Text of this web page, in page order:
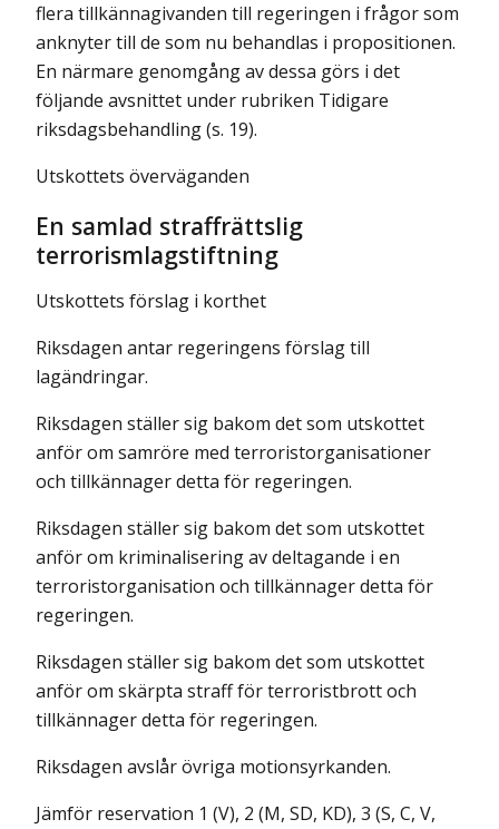
flera tillkännagivanden till regeringen i frågor som
anknyter till de som nu behandlas i propositionen.
En närmare genomgång av dessa görs i det
följande avsnittet under rubriken Tidigare
riksdagsbehandling (s. 19).
Utskottets överväganden
En samlad straffrättslig
terrorismlagstiftning
Utskottets förslag i korthet
Riksdagen antar regeringens förslag till
lagändringar.
Riksdagen ställer sig bakom det som utskottet
anför om samröre med terroristorganisationer
och tillkännager detta för regeringen.
Riksdagen ställer sig bakom det som utskottet
anför om krimi­nalisering av deltagande i en
terroristorganisation och tillkännager detta för
regeringen.
Riksdagen ställer sig bakom det som utskottet
anför om skärpta straff för terroristbrott och
tillkännager detta för regeringen.
Riksdagen avslår övriga motionsyrkanden.
Jämför reservation 1 (V), 2 (M, SD, KD), 3 (S, C, V,